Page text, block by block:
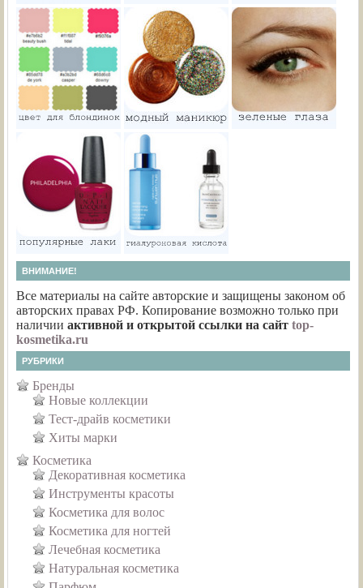
ВНИМАНИЕ!
Все материалы на сайте авторские и защищены законом об
авторских правах РФ. Копирование возможно только при
наличии активной и открытой ссылки на сайт top-
kosmetika.ru
РУБРИКИ
Бренды
Новые коллекции
Тест-драйв косметики
Хиты марки
Косметика
Декоративная косметика
Инструменты красоты
Косметика для волос
Косметика для ногтей
Лечебная косметика
Натуральная косметика